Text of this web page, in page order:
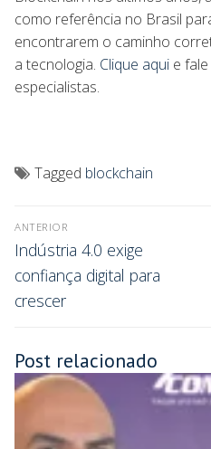
como referência no Brasil
encontrarem o caminho
a tecnologia. Clique aqui e
especialistas.
Tagged blockchain
ANTERIOR
Indústria 4.0 exige
confiança digital para
crescer
Post relacionado